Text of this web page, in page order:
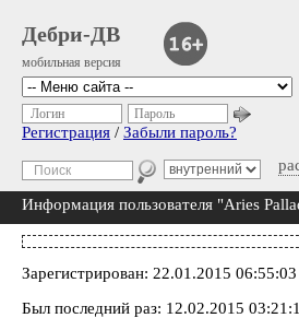
Дебри-ДВ
мобильная версия
Логин Пароль
Регистрация / Забыли пароль?
Информация пользователя "Aries
Зарегистрирован: 22.01.2015 06:55:03
Был последний раз: 12.02.2015